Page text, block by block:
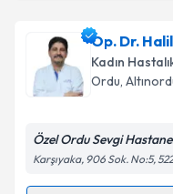
Op. Dr. Mürvet
talebi oluşturun.
için bir takvim
bilgilendireceğiz.
Op. Dr.
Kadın
Ordu,
Özel Ordu Sevgi
Karşıyaka, 906 Sok. No:5,